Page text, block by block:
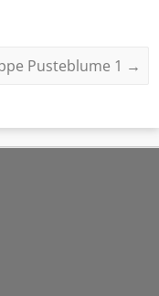
Pusteblume 1 →